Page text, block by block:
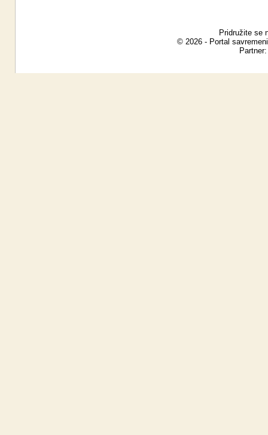
Pridružite se
© 2026 - Portal